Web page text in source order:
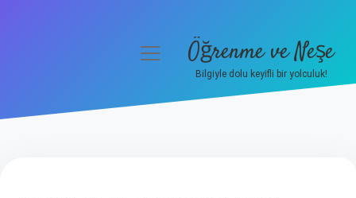
menüyüÖğrenme ve Neşe
Bilgiyle dolu keyifli bir yolculuk!